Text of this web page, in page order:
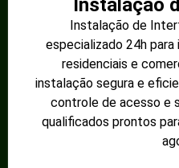
Instalação
Instalação de
especializado 24h
residenciais e
instalação segura e
controle de acesso e
qualificados prontos